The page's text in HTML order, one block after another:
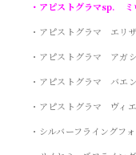
・アピストグラマsp.
・アピストグラマ エ
・アピストグラマ アガ
・アピストグラマ バエ
・アピストグラマ ヴィ
・シルバーフライングフ